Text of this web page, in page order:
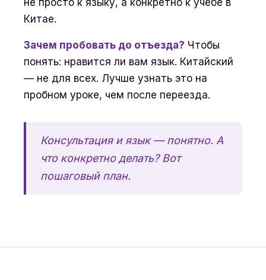
не просто к языку, а конкретно к учёбе в
Китае.
Зачем пробовать до отъезда? Чтобы
понять: нравится ли вам язык. Китайский
— не для всех. Лучше узнать это на
пробном уроке, чем после переезда.
Консультация и язык — понятно. А
что конкретно делать? Вот
пошаговый план.